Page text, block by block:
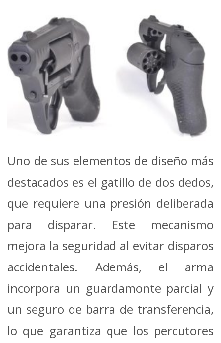
Uno de sus elementos de diseño más
destacados es el gatillo de dos dedos,
que requiere una presión deliberada
para disparar. Este mecanismo
mejora la seguridad al evitar disparos
accidentales. Además, el arma
incorpora un guardamonte parcial y
un seguro de barra de transferencia,
lo que garantiza que los percutores